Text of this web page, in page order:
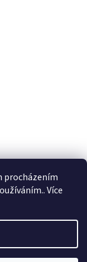
procházením
Více